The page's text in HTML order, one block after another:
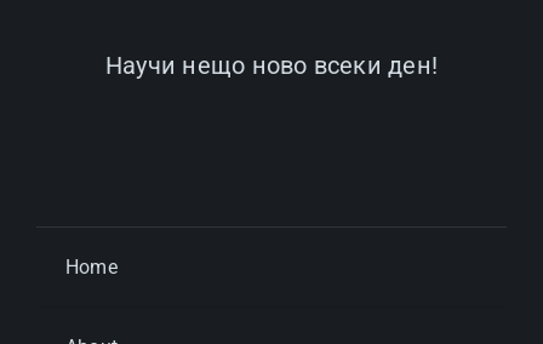
Научи нещо ново всеки ден!
Home